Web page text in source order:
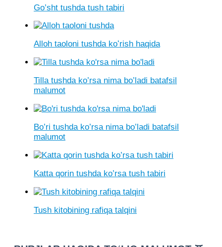
Go’sht tushda tush tabiri
Alloh taoloni tushda koʻrish haqida
Tilla tushda ko’rsa nima bo’ladi batafsil
malumot
Bo’ri tushda ko’rsa nima bo’ladi batafsil
malumot
Katta qorin tushda ko’rsa tush tabiri
Tush kitobining rafiqa talqini